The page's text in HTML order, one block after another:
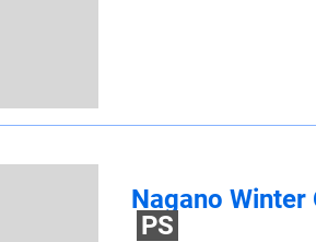
Nagano
PS